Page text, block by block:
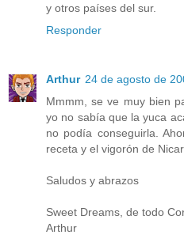
y otros países del sur.
Responder
Arthur 24 de agosto de
Mmmm, se ve muy bien
yo no sabía que la yuca
no podía conseguirla.
receta y el vigorón de
Saludos y abrazos
Sweet Dreams, de todo
Arthur